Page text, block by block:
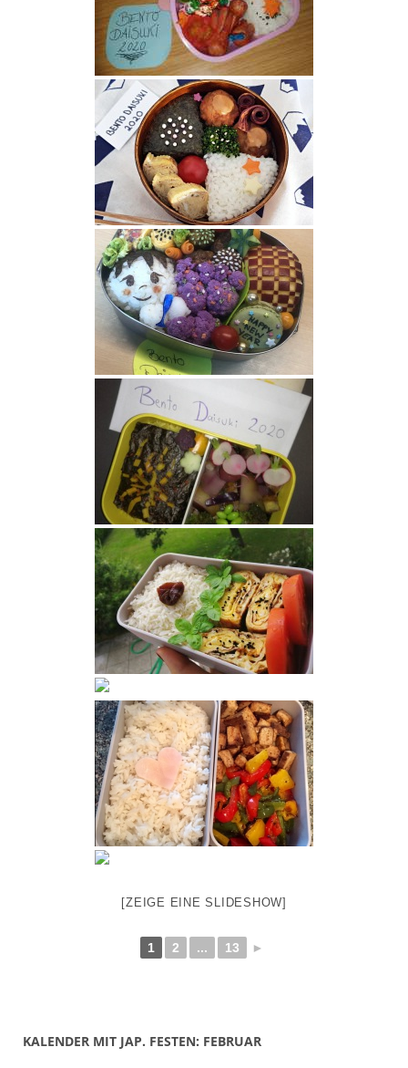
[ZEIGE EINE SLIDESHOW]
1 2 ... 13 ►
KALENDER MIT JAP. FESTEN: FEBRUAR